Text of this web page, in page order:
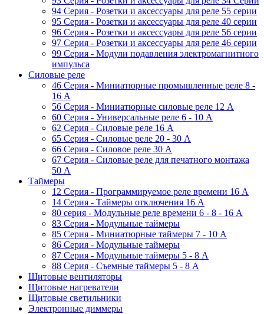
94 Серия - Розетки и аксессуары для реле 55 серии
95 Серия - Розетки и аксессуары для реле 40 серии
96 Серия - Розетки и аксессуары для реле 56 cерии
97 Серия - Розетки и аксессуары для реле 46 cерии
99 Серия - Модули подавления электромагнитного
импульса
Силовые реле
46 Серия - Миниатюрные промышленные реле 8 -
16 A
56 Серия - Миниатюрные силовые реле 12 A
60 Серия - Универсальные реле 6 - 10 A
62 Серия - Силовые реле 16 A
65 Серия - Силовые реле 20 - 30 A
66 Серия - Силовое реле 30 A
67 Серия - Силовые реле для печатного монтажа
50 А
Таймеры
12 Серия - Программируемое реле времени 16 A
14 Серия - Таймеры отключения 16 A
80 серия - Модульные реле времени 6 - 8 - 16 A
83 Серия - Модульные таймеры
85 Серия - Миниатюрные таймеры 7 - 10 A
86 Серия - Модульные таймеры
87 Серия - Модульные таймеры 5 - 8 А
88 Серия - Съемные таймеры 5 - 8 A
Щитовые вентиляторы
Щитовые нагреватели
Щитовые светильники
Электронные диммеры